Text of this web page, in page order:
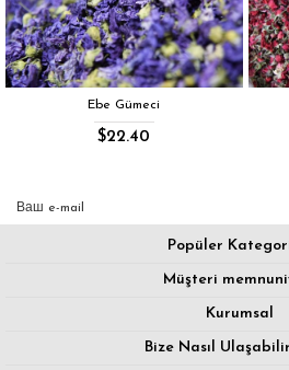
Ebe Gümeci
$22.40
Popüler
Müşteri
Kurumsal
Bize Nasıl